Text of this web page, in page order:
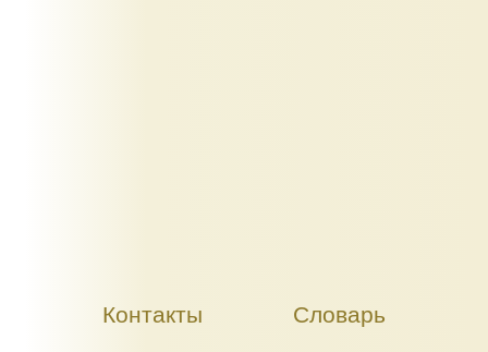
Контакты Словарь